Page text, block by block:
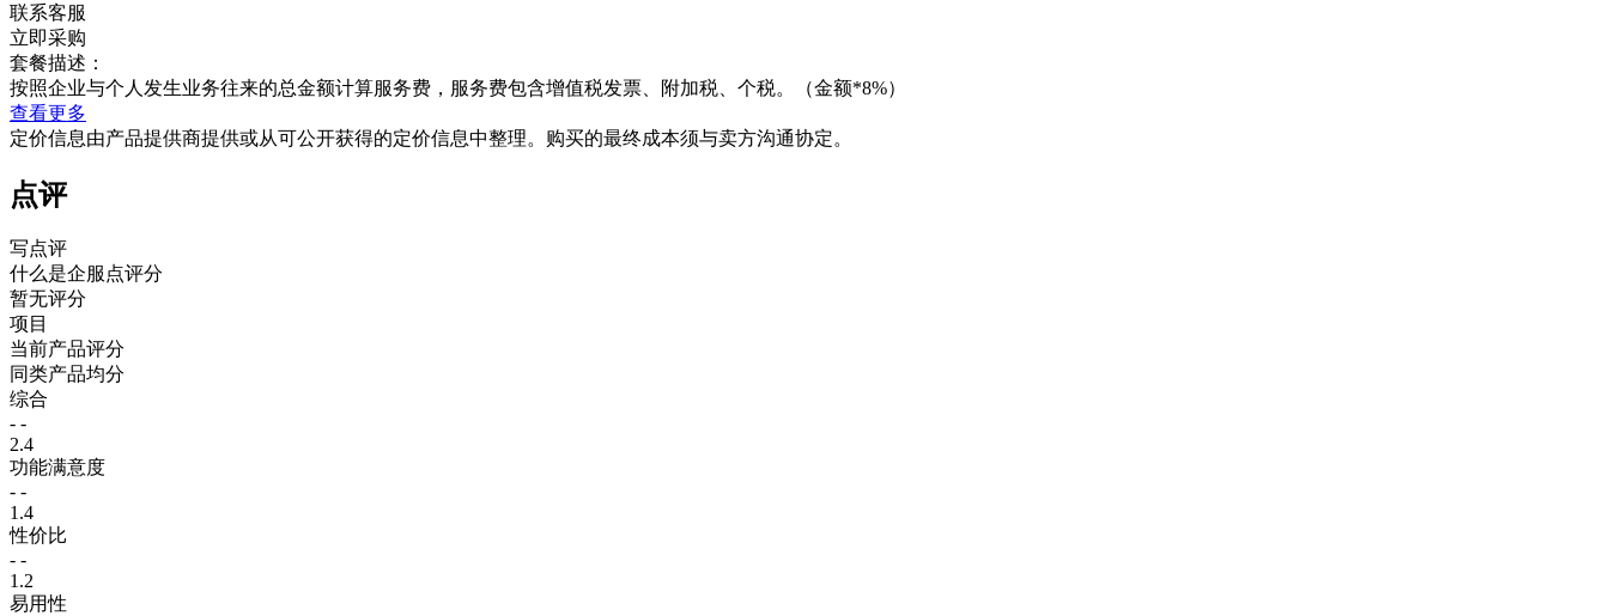
联系客服
立即采购
套餐描述：
按照企业与个人发生业务往来的总金额计算服务费，服务费包含增值税发票、附加税、个税。（金额*8%）
查看更多
定价信息由产品提供商提供或从可公开获得的定价信息中整理。购买的最终成本须与卖方沟通协定。
点评
写点评
什么是企服点评分
暂无评分
项目
当前产品评分
同类产品均分
综合
- -
2.4
功能满意度
- -
1.4
性价比
- -
1.2
易用性